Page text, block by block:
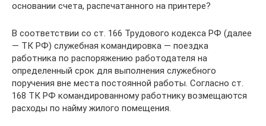
основании счета, распечатанного на принтере?
В соответствии со ст. 166 Трудового кодекса РФ (далее
— ТК РФ) служебная командировка — поездка
работника по распоряжению работодателя на
определенный срок для выполнения служебного
поручения вне места постоянной работы. Согласно ст.
168 ТК РФ командированному работнику возмещаются
расходы по найму жилого помещения.